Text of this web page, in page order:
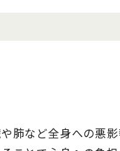
肺など全身への悪